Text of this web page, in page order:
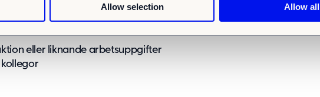
Allow selection Allow all
du har
eller liknande arbetsuppgifter